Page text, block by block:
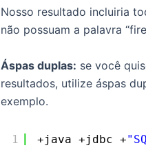
Nosso resultado incluiria
não possuam a palavra
Áspas duplas: se você
resultados, utilize áspas
exemplo.
1 +java +jdbc +